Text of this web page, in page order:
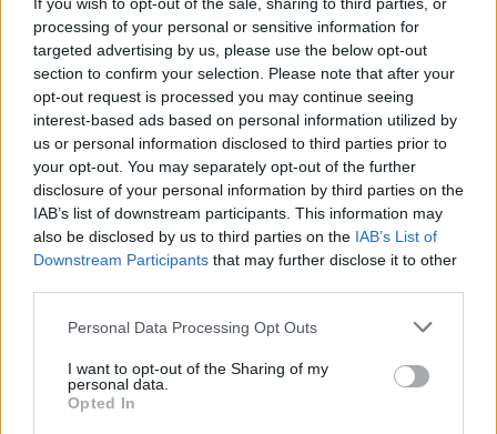
processing of your personal or sensitive information for
targeted advertising by us, please use the below opt-out
section to confirm your selection. Please note that after your
opt-out request is processed you may continue seeing
interest-based ads based on personal information utilized by
us or personal information disclosed to third parties prior to
your opt-out. You may separately opt-out of the further
disclosure of your personal information by third parties on the
IAB’s list of downstream participants. This information may
also be disclosed by us to third parties on the IAB’s List of
Downstream Participants that may further disclose it to other
Personal Data Processing Opt Outs
I want to opt-out of the Sharing of my
personal data.
Opted In